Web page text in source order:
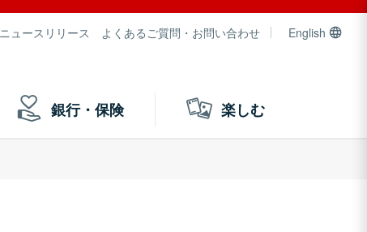
ニュースリリース よくあるご質問・お問い合わせ English
銀行・保険 楽しむ